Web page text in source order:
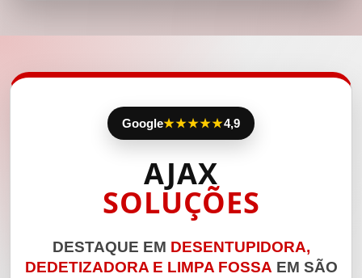
Google★★★★★4,9
AJAX
SOLUÇÕES
DESTAQUE EM DESENTUPIDORA,
DEDETIZADORA E LIMPA FOSSA EM SÃO